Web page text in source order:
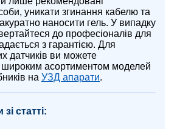
уникати згинання кабелю та
наносити гель. У випадку
до професіоналів для
з гарантією. Для
датчиків ви можете
широким асортиментом моделей
на УЗД апарати.
статті: